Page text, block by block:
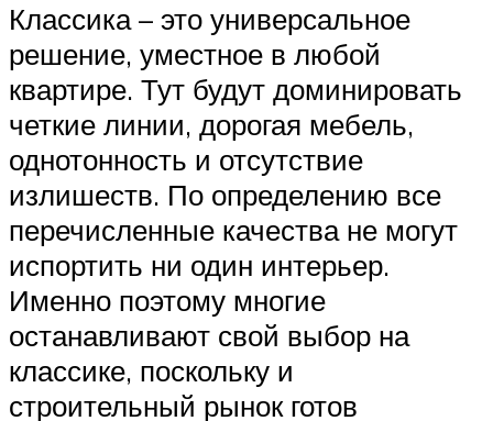
Классика – это универсальное
решение, уместное в любой
квартире. Тут будут доминировать
четкие линии, дорогая мебель,
однотонность и отсутствие
излишеств. По определению все
перечисленные качества не могут
испортить ни один интерьер.
Именно поэтому многие
останавливают свой выбор на
классике, поскольку и
строительный рынок готов